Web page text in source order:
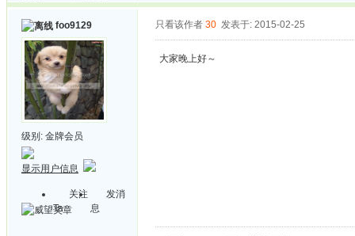
foo9129
级别: 金牌会员
显示用户信息
关注
Ta
发消
息
只看该作者 30 发表于: 2015-02-25
大家晚上好～